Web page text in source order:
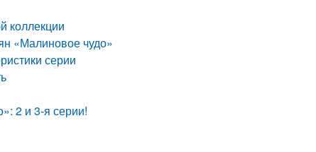
коллекции
«Малиновое чудо»
серии
2 и 3-я серии!